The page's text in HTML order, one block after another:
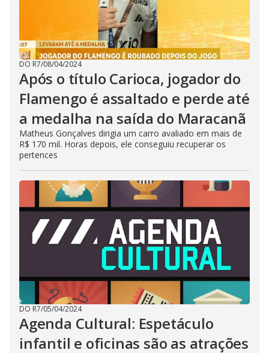
DO R7/08/04/2024
Após o título Carioca, jogador do
Flamengo é assaltado e perde até
a medalha na saída do Maracanã
Matheus Gonçalves dirigia um carro avaliado em mais de
R$ 170 mil. Horas depois, ele conseguiu recuperar os
pertences
DO R7/05/04/2024
Agenda Cultural: Espetáculo
infantil e oficinas são as atrações